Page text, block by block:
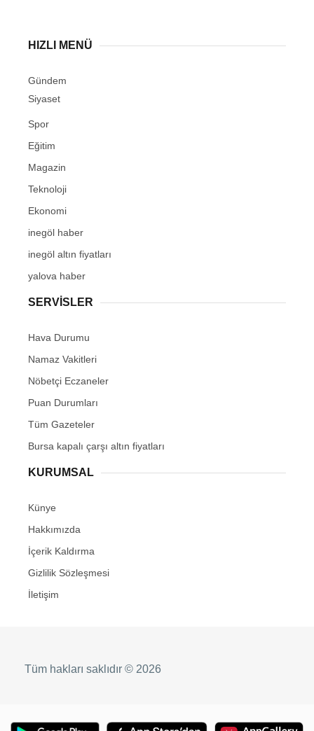
HIZLI MENÜ
Gündem
Siyaset
Spor
Eğitim
Magazin
Teknoloji
Ekonomi
inegöl haber
inegöl altın fiyatları
yalova haber
SERVİSLER
Hava Durumu
Namaz Vakitleri
Nöbetçi Eczaneler
Puan Durumları
Tüm Gazeteler
Bursa kapalı çarşı altın fiyatları
KURUMSAL
Künye
Hakkımızda
İçerik Kaldırma
Gizlilik Sözleşmesi
İletişim
Tüm hakları saklıdır © 2026